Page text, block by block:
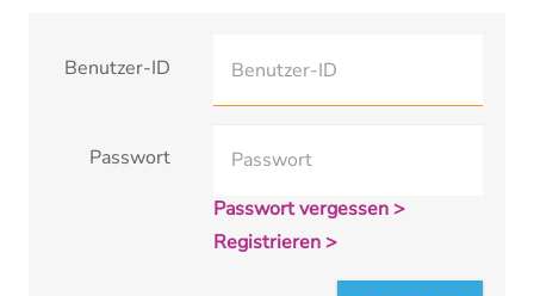
Benutzer-ID
Passwort
Passwort vergessen >
Registrieren >